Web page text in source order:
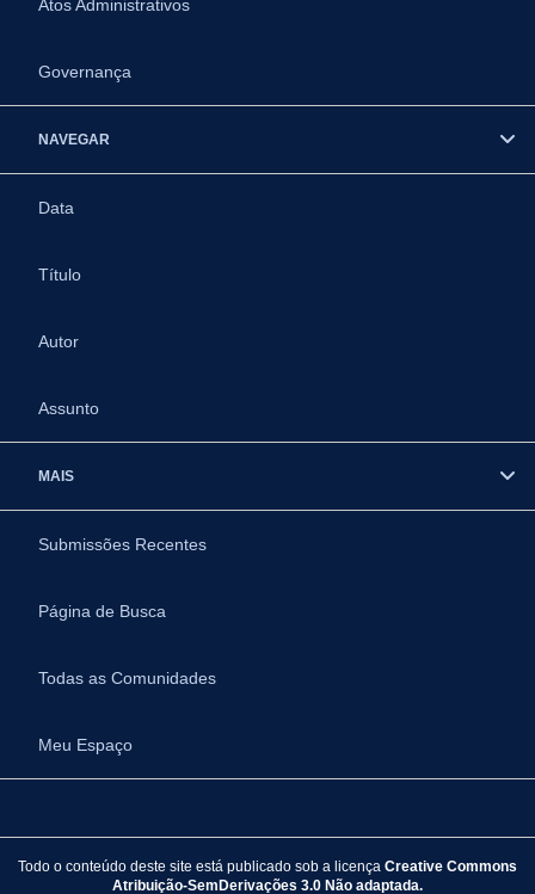
Atos Administrativos
Governança
NAVEGAR
Data
Título
Autor
Assunto
MAIS
Submissões Recentes
Página de Busca
Todas as Comunidades
Meu Espaço
Todo o conteúdo deste site está publicado sob a licença Creative Commons
Atribuição-SemDerivações 3.0 Não adaptada.